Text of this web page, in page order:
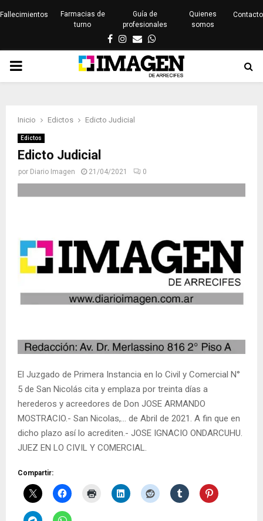
Fallecimientos
Farmacias de
turno
Guía de
profesionales
Quienes
somos
Contacto
Facebook
Instagram
EmailWhatsapp
PRIMARY
Inicio Edictos Edicto Judicial
Edictos
Edicto Judicial
por Diario Imagen 21/04/2021 0
El Juzgado de Primera Instancia en lo Civil y Comercial N°
5 de San Nicolás cita y emplaza por treinta días a
herederos y acreedores de Don JOSE ARMANDO
MOSTRACIO.- San Nicolas,… de Abril de 2021. A fin que en
dicho plazo así lo acrediten.- JOSE IGNACIO ONDARCUHU.
JUEZ EN LO CIVIL Y COMERCIAL.
Compartir: